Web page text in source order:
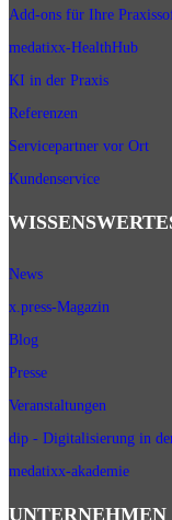
Add-ons für Ihre
medatixx-HealthHub
KI in der Praxis
Referenzen
Servicepartner vor Ort
Kundenservice
News
x.press-Magazin
Blog
Presse
Veranstaltungen
dip - Digitalisierung in
medatixx-akademie
UNTERNEHMEN